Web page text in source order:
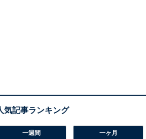
一週間 一ヶ月